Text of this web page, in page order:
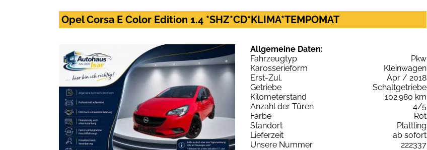
Opel Corsa E Color Edition 1.4 *SHZ*CD*KLIMA*TEMPOMAT
Allgemeine Daten:
Fahrzeugtyp
Pkw
Karosserieform
Kleinwagen
Erst-Zul.
Apr / 2018
Getriebe
Schaltgetriebe
Kilometerstand
102.980 km
Anzahl der Türen
4/5
Farbe
Rot
Standort
Plattling
Lieferzeit
ab sofort
Unsere Nummer
222337